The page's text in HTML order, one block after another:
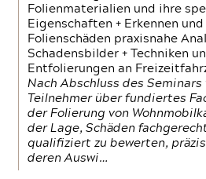
Folienmaterialien und ihre
Eigenschaften + Erkennen
Folienschäden praxisnahe
Schadensbilder + Techniken
Entfolierungen an
Nach Abschluss des
Teilnehmer über fundiertes
der Folierung von
der Lage, Schäden
qualifiziert zu bewerten,
deren Auswi…